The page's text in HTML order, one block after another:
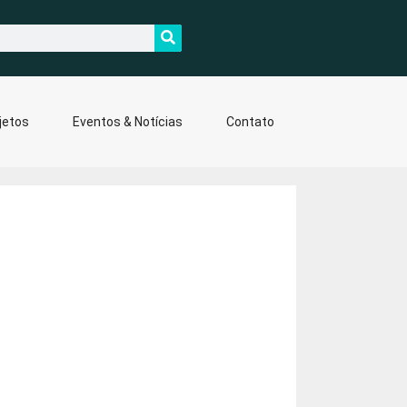
Eventos & Notícias Contato